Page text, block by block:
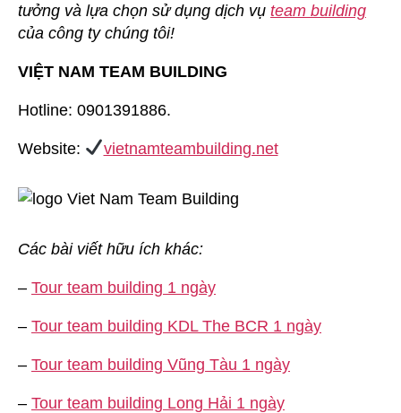
tưởng và lựa chọn sử dụng dịch vụ team building
của công ty chúng tôi!
VIỆT NAM TEAM BUILDING
Hotline: 0901391886.
Website: vietnamteambuilding.net
Các bài viết hữu ích khác:
– Tour team building 1 ngày
– Tour team building KDL The BCR 1 ngày
– Tour team building Vũng Tàu 1 ngày
– Tour team building Long Hải 1 ngày